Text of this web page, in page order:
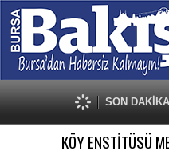
SON DAKİKA
KÖY ENSTİTÜSÜ